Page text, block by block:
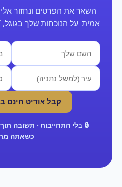
אמיתי על הנוכחות שלך בגוגל, ChatGPT ו-Perplexity.
קבל אודיט חינם
כשאתה